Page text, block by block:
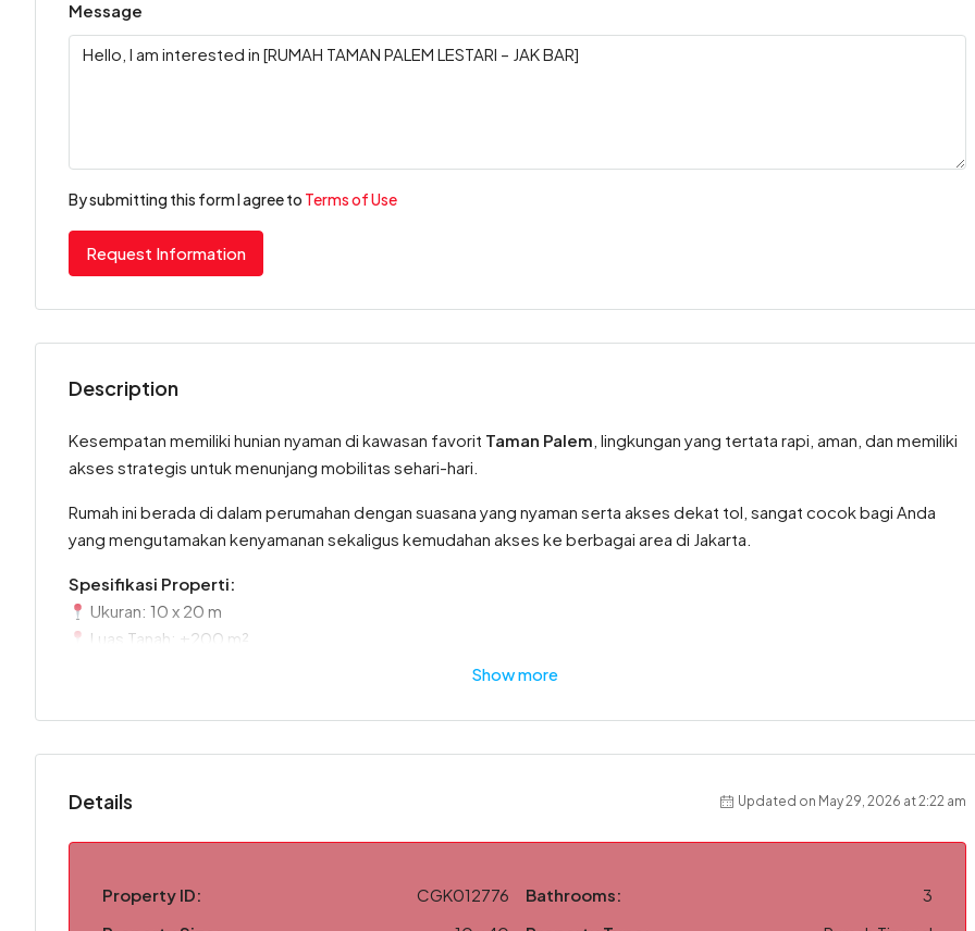
Message
By submitting this form I agree to Terms of Use
Request Information
Description
Kesempatan memiliki hunian nyaman di kawasan favorit Taman Palem , lingkungan yang tertata rapi, aman, dan memiliki
akses strategis untuk menunjang mobilitas sehari-hari.
Rumah ini berada di dalam perumahan dengan suasana yang nyaman serta akses dekat tol, sangat cocok bagi Anda
yang mengutamakan kenyamanan sekaligus kemudahan akses ke berbagai area di Jakarta.
Spesifikasi Properti:
Ukuran: 10 x 20 m
Luas Tanah: ±200 m²
Kamar Tidur: 4
Air: PAM
Bangunan luas dan nyaman untuk keluarga
Show more
Details Updated on May 29, 2026 at 2:22 am
Property ID:
CGK012776
Bathrooms:
3